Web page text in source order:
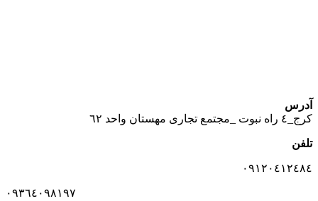
آدرس
كرج_٤ راه نبوت _مجتمع تجارى مهستان واحد ٦٢
تلفن
٠٩١٢٠٤١٢٤٨٤
٠٩٣٦٤٠٩٨١٩٧